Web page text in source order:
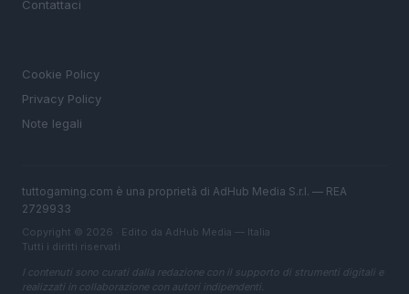
Contattaci
Cookie Policy
Privacy Policy
Note legali
tuttogaming.com è una proprietà di AdHub Media S.r.l. — REA
2729933
Copyright © 2026 · Edito da AdHub Media — Italia
Tutti i diritti riservati
I contenuti sono curati dalla redazione con il supporto di strumenti digitali e
realizzati in collaborazione con autori indipendenti.